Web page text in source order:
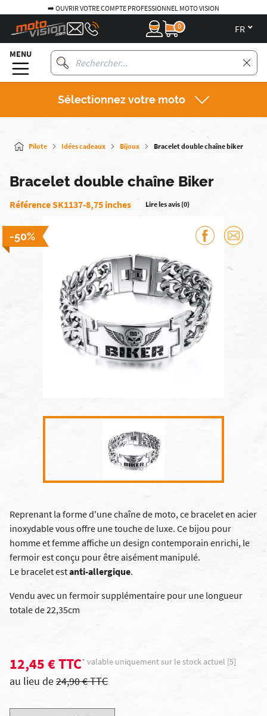
➡️ OUVRIR VOTRE COMPTE PROFESSIONNEL MOTO VISION
0
MENU
Sélectionnez votre moto
Pilote Idées cadeaux Bijoux Bracelet double chaîne biker
Bracelet double chaîne Biker
Référence SK1137-8,75 inches Lire les avis (0)
-50%
Reprenant la forme d'une chaîne de moto, ce bracelet en acier
inoxydable vous offre une touche de luxe. Ce bijou pour
homme et femme affiche un design contemporain enrichi, le
fermoir est conçu pour être aisément manipulé.
Le bracelet estanti-allergique.
Vendu avec un fermoir supplémentaire pour une longueur
totale de 22,35cm
12,45 € TTC* valable uniquement sur le stock actuel [5]
au lieu de24,90 € TTC